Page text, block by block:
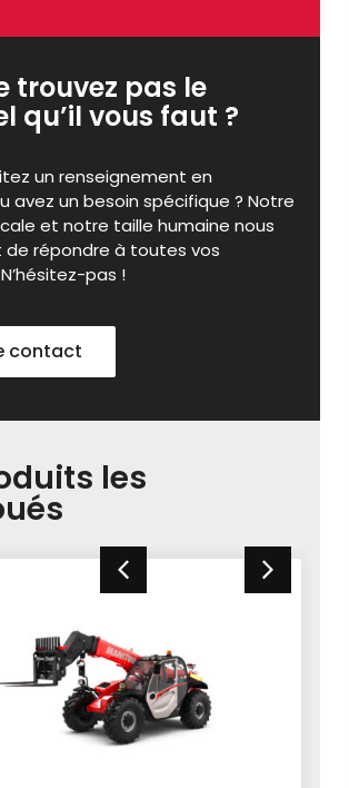
trouvez pas le
qu’il vous faut ?
un renseignement en
avez un besoin spécifique ? Notre
et notre taille humaine nous
répondre à toutes vos
pas !
contact
les